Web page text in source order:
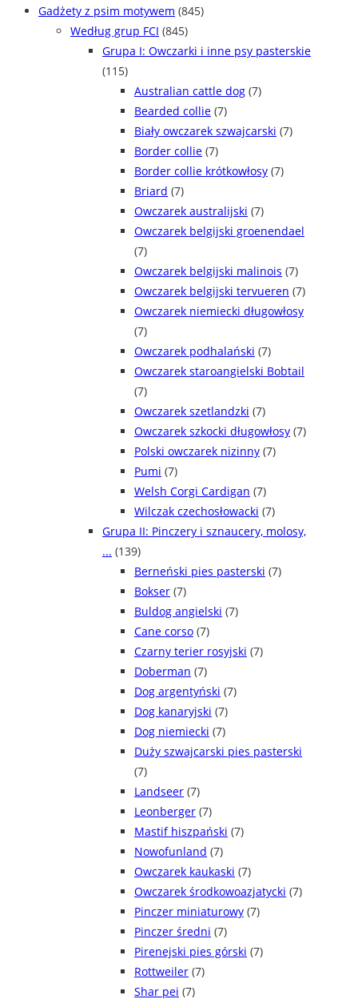
Gadżety z psim motywem (845)
Według grup FCI (845)
Grupa I: Owczarki i inne psy pasterskie
(115)
Australian cattle dog (7)
Bearded collie (7)
Biały owczarek szwajcarski (7)
Border collie (7)
Border collie krótkowłosy (7)
Briard (7)
Owczarek australijski (7)
Owczarek belgijski groenendael
(7)
Owczarek belgijski malinois (7)
Owczarek belgijski tervueren (7)
Owczarek niemiecki długowłosy
(7)
Owczarek podhalański (7)
Owczarek staroangielski Bobtail
(7)
Owczarek szetlandzki (7)
Owczarek szkocki długowłosy (7)
Polski owczarek nizinny (7)
Pumi (7)
Welsh Corgi Cardigan (7)
Wilczak czechosłowacki (7)
Grupa II: Pinczery i sznaucery, molosy,
... (139)
Berneński pies pasterski (7)
Bokser (7)
Buldog angielski (7)
Cane corso (7)
Czarny terier rosyjski (7)
Doberman (7)
Dog argentyński (7)
Dog kanaryjski (7)
Dog niemiecki (7)
Duży szwajcarski pies pasterski
(7)
Landseer (7)
Leonberger (7)
Mastif hiszpański (7)
Nowofunland (7)
Owczarek kaukaski (7)
Owczarek środkowoazjatycki (7)
Pinczer miniaturowy (7)
Pinczer średni (7)
Pirenejski pies górski (7)
Rottweiler (7)
Shar pei (7)